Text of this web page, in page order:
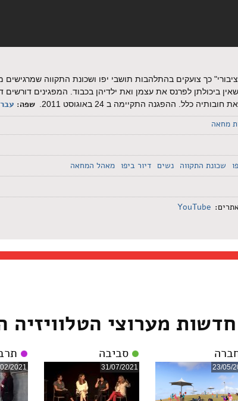
כך צועקים בהתלהבות תושבי יפו ושכונת התקווה
ביכולתן לפרנס את עצמן ואת ילדיהן בכבוד. המפגינים דורשים
כלל. ההפגנה התקיימה ב 24 באוגוסט 2011.
שפה:
מחאה
שכונת התקווה נשים דיור ביפו מאהל המחאה
YouTube
חדשות מערוצי
23/05/
סביבה
31/07/2021
2021